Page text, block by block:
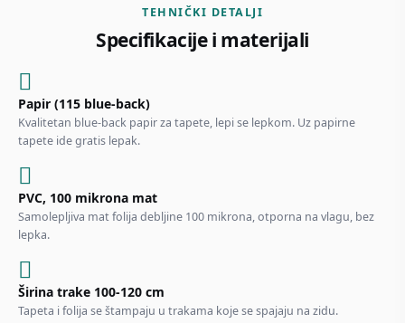
TEHNIČKI DETALJI
Specifikacije i materijali
Papir (115 blue-back)
Kvalitetan blue-back papir za tapete, lepi se lepkom. Uz papirne
tapete ide gratis lepak.
PVC, 100 mikrona mat
Samolepljiva mat folija debljine 100 mikrona, otporna na vlagu, bez
lepka.
Širina trake 100-120 cm
Tapeta i folija se štampaju u trakama koje se spajaju na zidu.